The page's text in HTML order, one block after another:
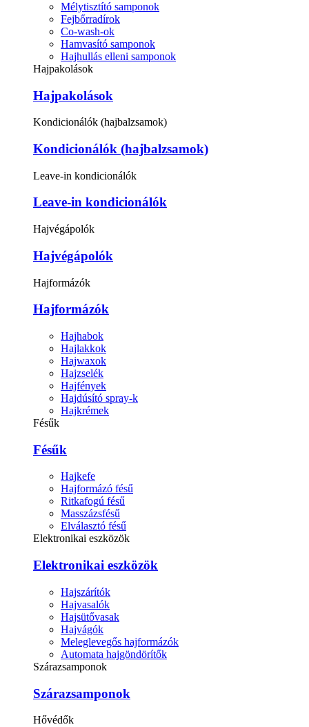
Mélytisztító samponok
Fejbőrradírok
Co-wash-ok
Hamvasító samponok
Hajhullás elleni samponok
Hajpakolások
Hajpakolások
Kondicionálók (hajbalzsamok)
Kondicionálók (hajbalzsamok)
Leave-in kondicionálók
Leave-in kondicionálók
Hajvégápolók
Hajvégápolók
Hajformázók
Hajformázók
Hajhabok
Hajlakkok
Hajwaxok
Hajzselék
Hajfények
Hajdúsító spray-k
Hajkrémek
Fésűk
Fésűk
Hajkefe
Hajformázó fésű
Ritkafogú fésű
Masszázsfésű
Elválasztó fésű
Elektronikai eszközök
Elektronikai eszközök
Hajszárítók
Hajvasalók
Hajsütővasak
Hajvágók
Meleglevegős hajformázók
Automata hajgöndörítők
Szárazsamponok
Szárazsamponok
Hővédők